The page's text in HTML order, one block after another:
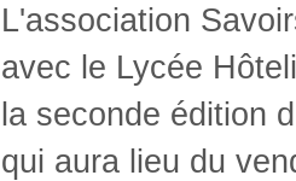
L'association
avec le Lycée
la seconde édition
qui aura lieu du